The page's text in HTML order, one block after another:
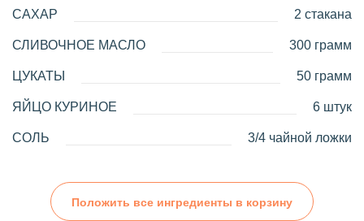
САХАР 2 стакана
СЛИВОЧНОЕ МАСЛО 300 грамм
ЦУКАТЫ 50 грамм
ЯЙЦО КУРИНОЕ 6 штук
СОЛЬ 3/4 чайной ложки
Положить все ингредиенты в корзину